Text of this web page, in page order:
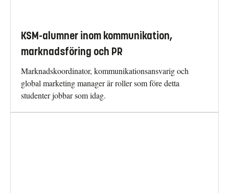
KSM-alumner inom kommunikation,
marknadsföring och PR
Marknadskoordinator, kommunikationsansvarig och
global marketing manager är roller som före detta
studenter jobbar som idag.